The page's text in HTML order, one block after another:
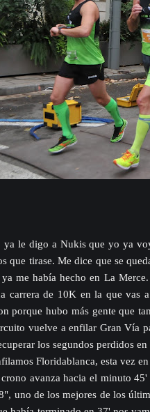
ya le digo a Nukis que yo ya
que tirase. Me dice que se
ya me había hecho en La
carrera de 10K en la que vas
porque hubo más gente que
vuelve a enfilar Gran Vía
los segundos perdidos
Floridablanca, esta vez
crono avanza hacia el minuto
uno de los mejores de los